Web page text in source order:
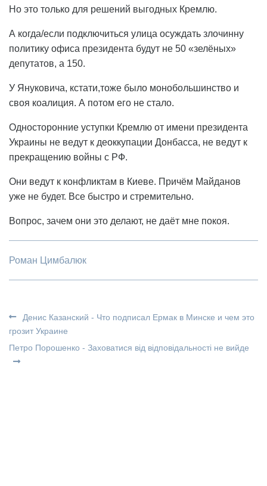
Но это только для решений выгодных Кремлю.
А когда/если подключиться улица осуждать злочинну
политику офиса президента будут не 50 «зелёных»
депутатов, а 150.
У Януковича, кстати,тоже было монобольшинство и
своя коалиция. А потом его не стало.
Односторонние уступки Кремлю от имени президента
Украины не ведут к деоккупации Донбасса, не ведут к
прекращению войны с РФ.
Они ведут к конфликтам в Киеве. Причём Майданов
уже не будет. Все быстро и стремительно.
Вопрос, зачем они это делают, не даёт мне покоя.
Роман Цимбалюк
Денис Казанский - Что подписал Ермак в Минске и чем это
грозит Украине
Петро Порошенко - Заховатися від відповідальності не вийде